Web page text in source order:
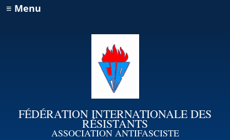
≡ Menu
FÉDÉRATION INTERNATIONALE DES
RÉSISTANTS
ASSOCIATION ANTIFASCISTE